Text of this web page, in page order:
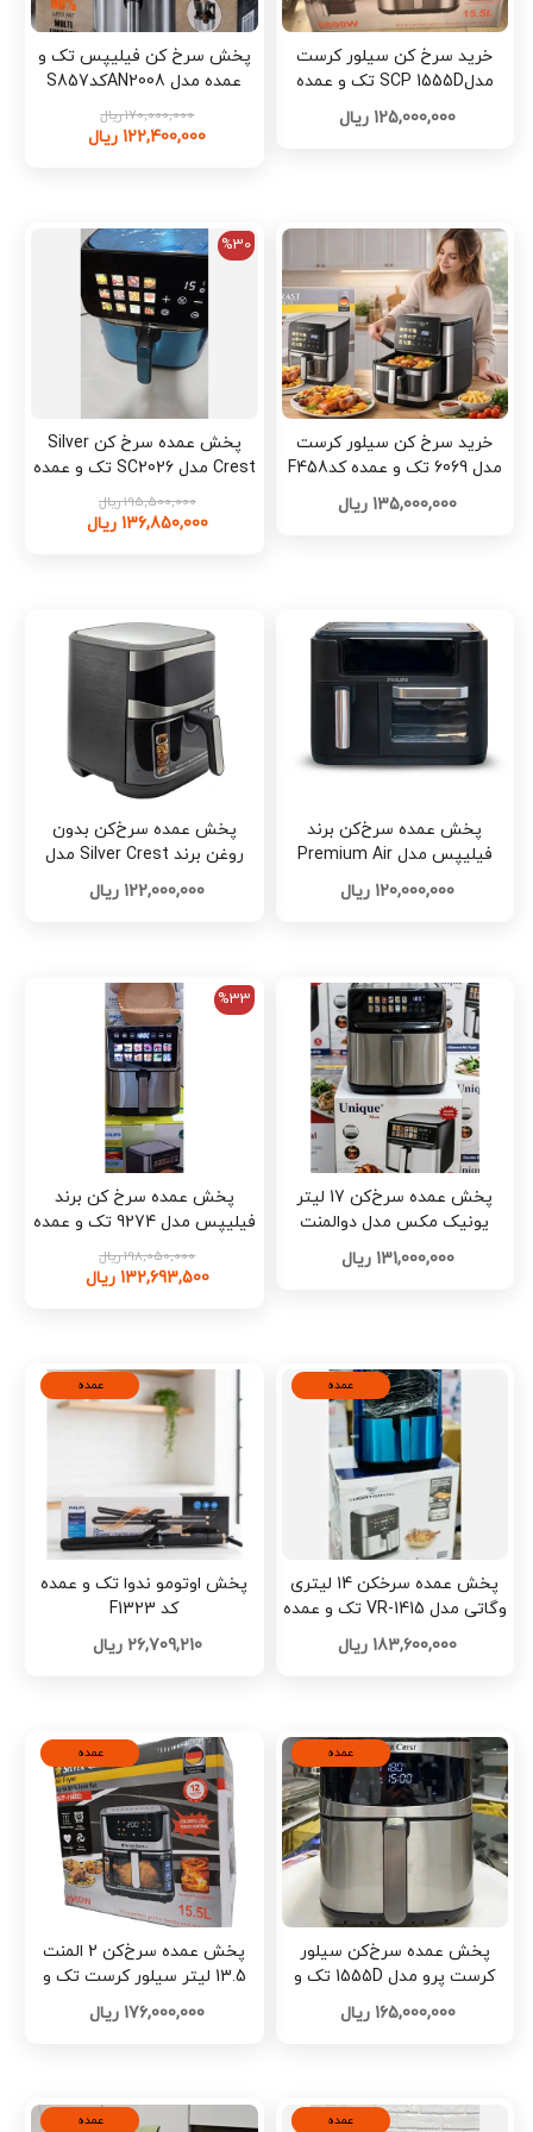
خرید سرخ کن سیلور کرست
مدلSCP 1555D تک و عمده
A866
125,000,000 ریال
پخش سرخ کن فیلیپس تک و
عمده مدل AN2008کدS857
170,000,000 ریال
122,400,000 ریال
خرید سرخ کن سیلور کرست
مدل 6069 تک و عمده کدF458
135,000,000 ریال
%30
پخش عمده سرخ کن Silver
Crest مدل SC2026 تک و عمده
کد L1699
195,500,000 ریال
136,850,000 ریال
پخش عمده سرخ‌کن برند
فیلیپس مدل Premium Air
120,000,000 ریال
پخش عمده سرخ‌کن بدون
روغن برند Silver Crest مدل
122,000,000 ریال
پخش عمده سرخ‌کن 17 لیتر
یونیک مکس مدل دوالمنت
131,000,000 ریال
%33
پخش عمده سرخ کن برند
فیلیپس مدل 9274 تک و عمده
کد L1679
198,050,000 ریال
132,693,500 ریال
عمده
پخش عمده سرخکن 14 لیتری
وگاتی مدل VR-1415 تک و عمده
کد L1657
183,600,000 ریال
عمده
پخش اوتومو ندوا تک و عمده
کد F1323
26,709,210 ریال
عمده
پخش عمده سرخ‌کن سیلور
کرست پرو مدل 1555D تک و
عمده کد L1539
165,000,000 ریال
عمده
پخش عمده سرخ‌کن 2 المنت
13.5 لیتر سیلور کرست تک و
عمده کد L1527
176,000,000 ریال
عمده عمده